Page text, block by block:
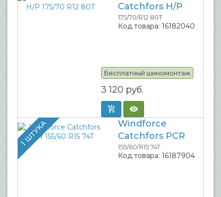
Catchfors H/P
175/70/R12 80T
Код товара: 16182040
Бесплатный шиномонтаж
3 120 руб.
1 ШТУКА
Windforce
Catchfors PCR
155/60/R15 74T
Код товара: 16187904